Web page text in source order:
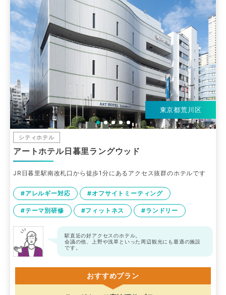
東京都荒川区
シティホテル
アートホテル日暮里ラングウッド
JR日暮里駅南改札口から徒歩1分にあるアクセス抜群のホテルです
#アレルギー対応 #オフサイトミーティング
#テーマ別研修 #フィットネス #ランドリー
駅直近の好アクセスのホテル。
会議の他、上野や浅草といった周辺観光にも最適の施設
です。
おすすめプラン